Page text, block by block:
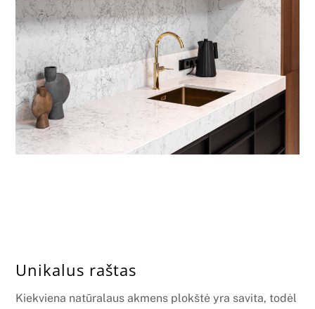
Unikalus raštas
Kiekviena natūralaus akmens plokštė yra savita, todėl